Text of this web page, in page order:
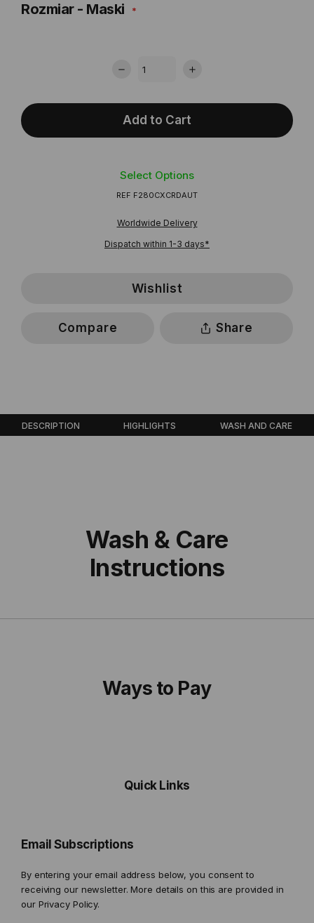
Rozmiar - Maski
Add to Cart
Select Options
REF F280CXCRDAUT
Worldwide Delivery
Dispatch within 1-3 days*
Wishlist
Compare Share
DESCRIPTION HIGHLIGHTS WASH AND CARE
Wash & Care
Instructions
Ways to Pay
Email Subscriptions
By entering your email address below, you consent to
receiving our newsletter. More details on this are provided in
our Privacy Policy.
Quick Links